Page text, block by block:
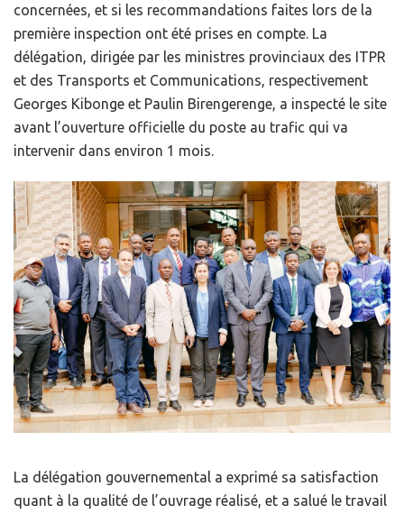
concernées, et si les recommandations faites lors de la
première inspection ont été prises en compte. La
délégation, dirigée par les ministres provinciaux des ITPR
et des Transports et Communications, respectivement
Georges Kibonge et Paulin Birengerenge, a inspecté le site
avant l’ouverture officielle du poste au trafic qui va
intervenir dans environ 1 mois.
La délégation gouvernemental a exprimé sa satisfaction
quant à la qualité de l’ouvrage réalisé, et a salué le travail